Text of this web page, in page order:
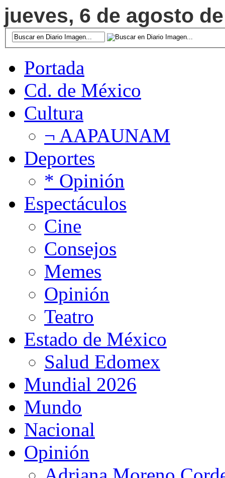
jueves, 6 de agosto
Portada
Cd. de México
Cultura
¬ AAPAUNAM
Deportes
* Opinión
Espectáculos
Cine
Consejos
Memes
Opinión
Teatro
Estado de México
Salud Edomex
Mundial 2026
Mundo
Nacional
Opinión